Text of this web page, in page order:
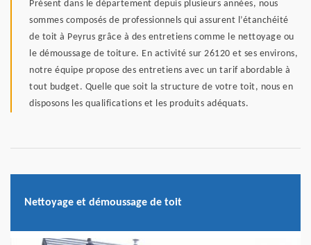
Présent dans le département depuis plusieurs années, nous
sommes composés de professionnels qui assurent l’étanchéité
de toit à Peyrus grâce à des entretiens comme le nettoyage ou
le démoussage de toiture. En activité sur 26120 et ses environs,
notre équipe propose des entretiens avec un tarif abordable à
tout budget. Quelle que soit la structure de votre toit, nous en
disposons les qualifications et les produits adéquats.
Nettoyage et démoussage de toit